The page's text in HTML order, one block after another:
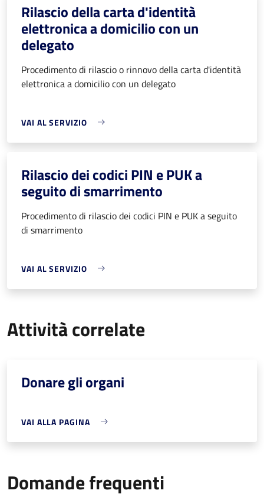
Rilascio della carta d'identità
elettronica a domicilio con un
delegato
Procedimento di rilascio o rinnovo della carta d'identità
elettronica a domicilio con un delegato
VAI AL SERVIZIO
Rilascio dei codici PIN e PUK a
seguito di smarrimento
Procedimento di rilascio dei codici PIN e PUK a seguito
di smarrimento
VAI AL SERVIZIO
Attività correlate
Donare gli organi
VAI ALLA PAGINA
Domande frequenti